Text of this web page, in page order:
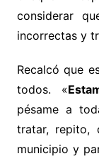
considerar
incorrectas y
Recalcó que
todos. «
pésame a
tratar, repito,
municipio y